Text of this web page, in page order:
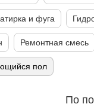
и фуга
Ремонтная смесь
пол
По